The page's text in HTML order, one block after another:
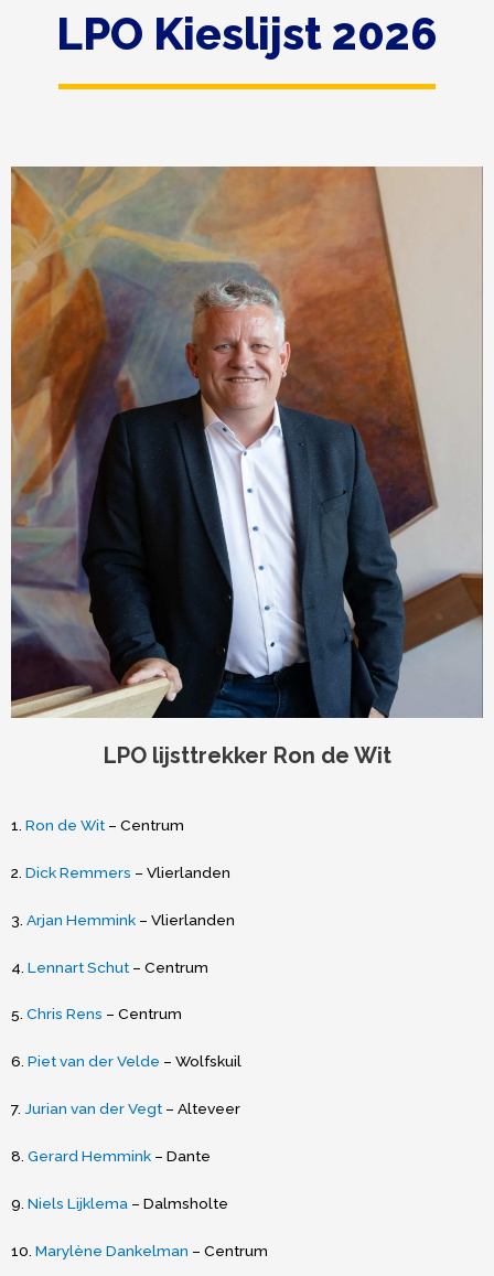
LPO Kieslijst 2026
LPO lijsttrekker Ron de Wit
1. Ron de Wit – Centrum
2. Dick Remmers – Vlierlanden
3. Arjan Hemmink – Vlierlanden
4. Lennart Schut – Centrum
5. Chris Rens – Centrum
6. Piet van der Velde – Wolfskuil
7. Jurian van der Vegt – Alteveer
8. Gerard Hemmink – Dante
9. Niels Lijklema – Dalmsholte
10. Marylène Dankelman – Centrum